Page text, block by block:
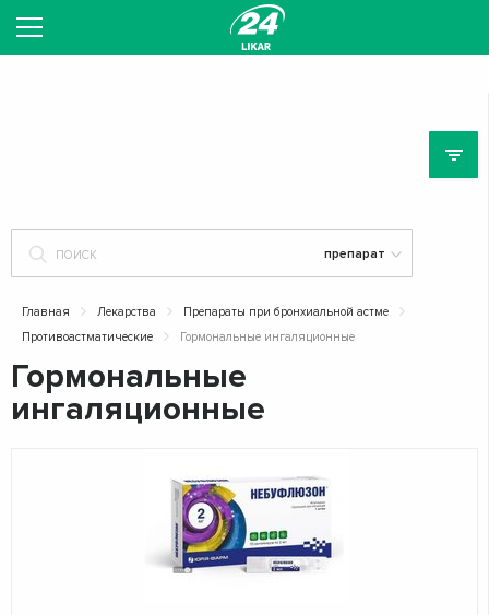
Главная Лекарства
Препараты при бронхиальной астме
Противоастматические
Гормональные ингаляционные
Гормональные
ингаляционные